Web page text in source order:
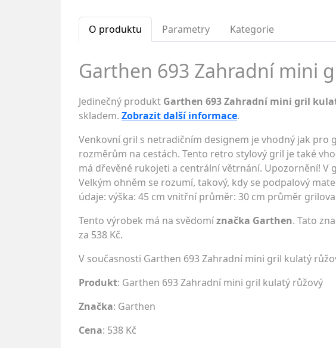
O produktu Parametry Kategorie
Garthen 693 Zahradní mini
Jedinečný produkt Garthen 693 Zahradní mini gril
skladem. Zobrazit další informace.
Venkovní gril s netradičním designem je vhodný jak pro
rozměrům na cestách. Tento retro stylový gril je také
má dřevěné rukojeti a centrální větrnání. Upozornění!
Velkým ohněm se rozumí, takový, kdy se podpalový
údaje: výška: 45 cm vnitřní průměr: 30 cm průměr
Tento výrobek má na svědomíznačka Garthen. Tato
za 538 Kč.
V současnosti Garthen 693 Zahradní mini gril kulatý
Produkt: Garthen 693 Zahradní mini gril kulatý růžový
Značka: Garthen
Cena: 538 Kč